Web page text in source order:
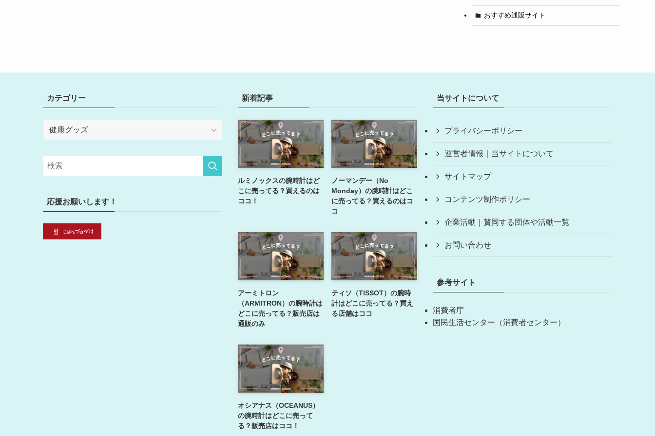
おすすめ通販サイト
カテゴリー
リ
ー
応援お願いします！
新着記事
ルミノックスの腕時計はど
こに売ってる？買えるのは
ココ！
ノーマンデー（No
Monday）の腕時計はどこ
に売ってる？買えるのはコ
コ
アーミトロン
（ARMITRON）の腕時計は
どこに売ってる？販売店は
通販のみ
ティソ（TISSOT）の腕時
計はどこに売ってる？買え
る店舗はココ
オシアナス（OCEANUS）
の腕時計はどこに売って
る？販売店はココ！
当サイトについて
プライバシーポリシー
運営者情報｜当サイトについて
サイトマップ
コンテンツ制作ポリシー
企業活動｜賛同する団体や活動一覧
お問い合わせ
参考サイト
消費者庁
国民生活センター（消費者センター）